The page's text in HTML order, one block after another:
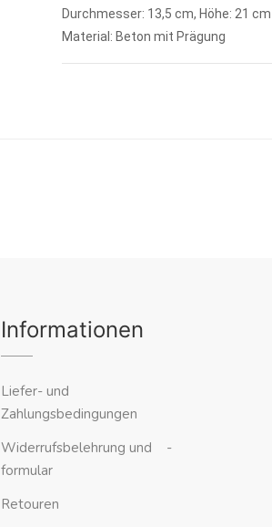
Durchmesser: 13,5 cm, Höhe: 21 cm
Material: Beton mit Prägung
Informationen
Liefer- und
Zahlungsbedingungen
Widerrufsbelehrung und -
formular
Retouren